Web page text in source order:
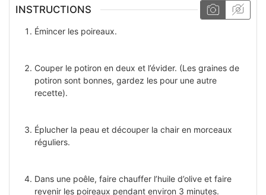
INSTRUCTIONS
Émincer les poireaux.
Couper le potiron en deux et l’évider. (Les graines de
potiron sont bonnes, gardez les pour une autre
recette).
Éplucher la peau et découper la chair en morceaux
réguliers.
Dans une poêle, faire chauffer l’huile d’olive et faire
revenir les poireaux pendant environ 3 minutes.